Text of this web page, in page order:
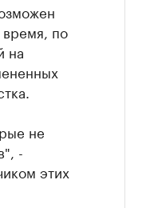
по
на
не
-
этих